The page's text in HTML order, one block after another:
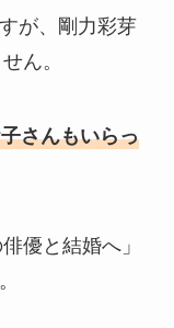
・太田光る
！夫の会社
井延安はモ
で資産がヤ
も調査！
が、剛力彩芽
ん。
さんもいらっ
優と結婚へ」